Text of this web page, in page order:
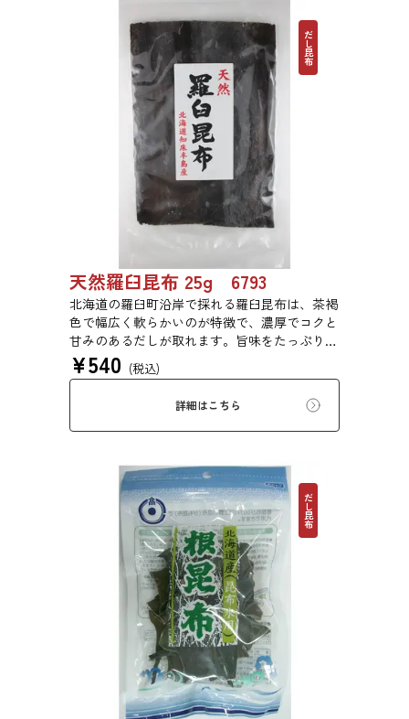
だし昆布
天然羅臼昆布 25g 6793
北海道の羅臼町沿岸で採れる羅臼昆布は、茶褐
色で幅広く軟らかいのが特徴で、濃厚でコクと
甘みのあるだしが取れます。旨味をたっぷり含
みもっちりした食感があるため、あらゆる用途
で評価の高い高級昆布です。
¥540 (税込)
詳細はこちら
だし昆布